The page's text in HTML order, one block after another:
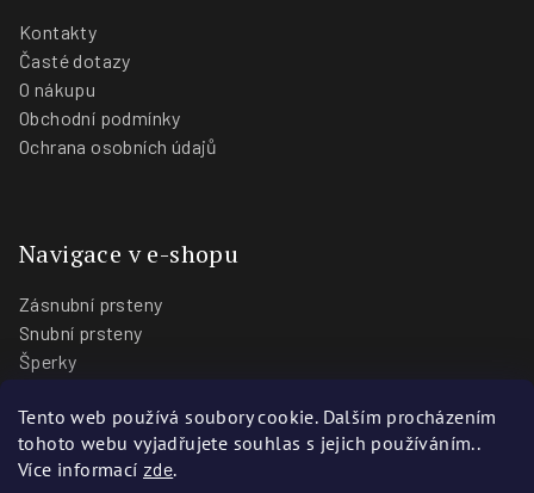
Tento web používá soubory cookie. Dalším procházením
tohoto webu vyjadřujete souhlas s jejich používáním..
Více informací zde.
Kontakty
Časté dotazy
O nákupu
Obchodní podmínky
Ochrana osobních údajů
Navigace v e-shopu
Zásnubní prsteny
Snubní prsteny
Šperky
Blog
Prodejny